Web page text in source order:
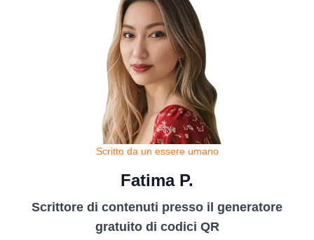
Scritto da un essere umano
Fatima P.
Scrittore di contenuti presso il generatore
gratuito di codici QR